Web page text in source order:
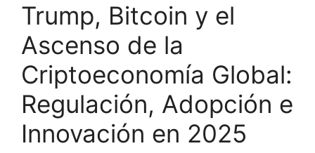
Trump, Bitcoin y el
Ascenso de la
Criptoeconomía Global:
Regulación, Adopción e
Innovación en 2025